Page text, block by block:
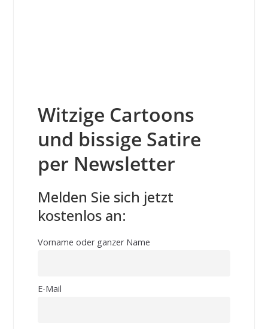
Witzige Cartoons
und bissige Satire
per Newsletter
Melden Sie sich jetzt
kostenlos an:
Vorname oder ganzer Name
E-Mail